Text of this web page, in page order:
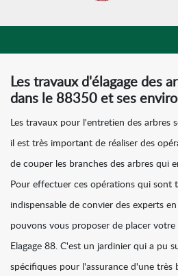
Les travaux d'élagage des
dans le 88350 et ses
Les travaux pour l'entretien des arbres
il est très important de réaliser des
de couper les branches des arbres qui
Pour effectuer ces opérations qui sont
indispensable de convier des experts
pouvons vous proposer de placer
Elagage 88. C'est un jardinier qui a pu
spécifiques pour l'assurance d'une très